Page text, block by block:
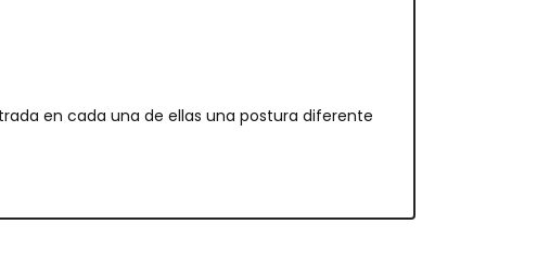
en cada una de ellas una postura diferente